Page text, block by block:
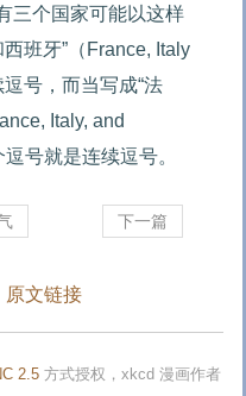
三个国家可能以这样
班牙”（France, Italy
号，而当写成“法
Italy, and
号就是连续逗号。
下一篇
原文链接
2.5 方式授权，xkcd 漫画作者